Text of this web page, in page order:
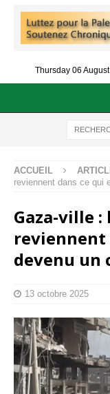
Thursday 06
ACCUEIL
reviennent dans ce qui
Gaza-ville
reviennent
devenu un
13 octobre 2025